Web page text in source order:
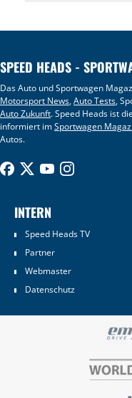
SPEED HEADS -
Das Auto und Sportwagen
Motorsport News,Auto Tests,
Auto Zukunft. Speed Heads ist
informiert imSportwagen
Autos.
INTERN
Speed Heads TV
Partner
Webmaster
Datenschutz